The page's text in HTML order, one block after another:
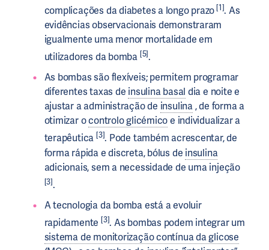
complicações da diabetes a longo prazo[1]. As
evidências observacionais demonstraram
igualmente uma menor mortalidade em
utilizadores da bomba [5].
As bombas são flexíveis; permitem programar
diferentes taxas de insulina basal dia e noite e
ajustar a administração de insulina, de forma a
otimizar ocontrolo glicémicoe individualizar a
terapêutica [3]. Pode também acrescentar, de
forma rápida e discreta, bólus de insulina
adicionais, sem a necessidade de uma injeção
[3].
A tecnologia da bomba está a evoluir
rapidamente [3]. As bombas podem integrar um
sistema de monitorização contínua da glicose